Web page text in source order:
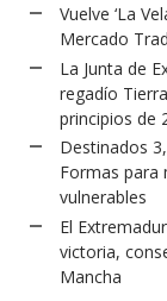
Vuelve ‘La
Mercado
La Junta de
regadío
principios de
Destinados
Formas para
vulnerables
El
victoria,
Mancha